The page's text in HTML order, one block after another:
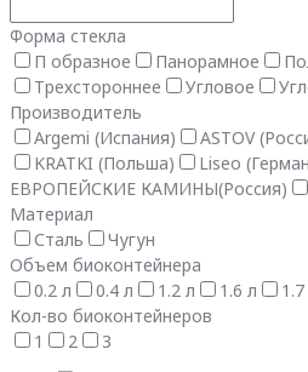
Форма стекла
П образное
Панорамное
Трехстороннее
Угловое
Производитель
Argemi (Испания)
ASTOV
KRATKI (Польша)
Liseo
ЕВРОПЕЙСКИЕ КАМИНЫ(Россия)
Материал
Сталь
Чугун
Объем биоконтейнера
0.2 л
0.4 л 1.2 л 1.6 л
Кол-во биоконтейнеров
1
2 3